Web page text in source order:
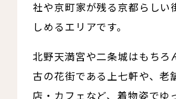
社や京町家が残る京都らしい
しめるエリアです。
北野天満宮や二条城はもちろ
古の花街である上七軒や、老
店・カフェなど、着物姿でゆ